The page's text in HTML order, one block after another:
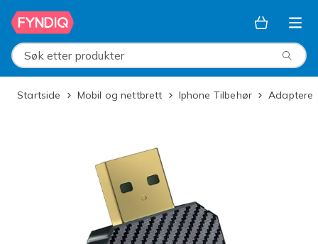
Hopp til hovedinnhold
Søk etter produkter
Startside Mobil og nettbrett Iphone Tilbehør Adaptere